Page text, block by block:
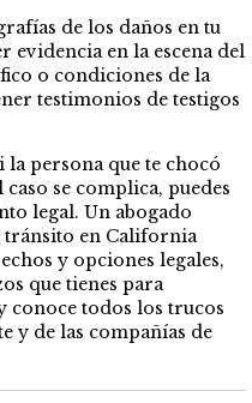
de los daños en tu
evidencia en la escena del
o condiciones de la
testimonios de testigos
la persona que te chocó
se complica, puedes
legal. Un abogado
tránsito en California
y opciones legales,
que tienes para
conoce todos los trucos
y de las compañías de